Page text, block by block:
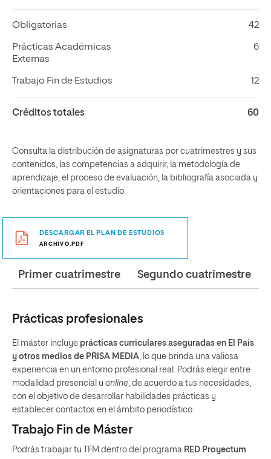
Obligatorias 42
Prácticas Académicas
Externas
6
Trabajo Fin de Estudios 12
Créditos totales 60
Consulta la distribución de asignaturas por cuatrimestres y sus
contenidos, las competencias a adquirir, la metodología de
aprendizaje, el proceso de evaluación, la bibliografía asociada y
orientaciones para el estudio.
DESCARGAR EL PLAN DE ESTUDIOS
ARCHIVO.PDF
Primer cuatrimestre Segundo cuatrimestre
Prácticas profesionales
El máster incluye prácticas curriculares aseguradas en El País
y otros medios de PRISA MEDIA, lo que brinda una valiosa
experiencia en un entorno profesional real. Podrás elegir entre
modalidad presencial u online, de acuerdo a tus necesidades,
con el objetivo de desarrollar habilidades prácticas y
establecer contactos en el ámbito periodístico.
Trabajo Fin de Máster
Podrás trabajar tu TFM dentro del programa RED Proyectum